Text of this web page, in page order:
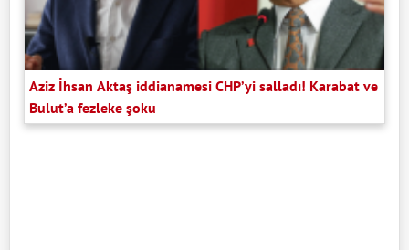
Aziz İhsan Aktaş iddianamesi CHP’yi salladı! Karabat ve
Bulut’a fezleke şoku